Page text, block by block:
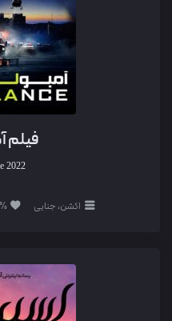
فیلم
2022
اکشن، جنایی